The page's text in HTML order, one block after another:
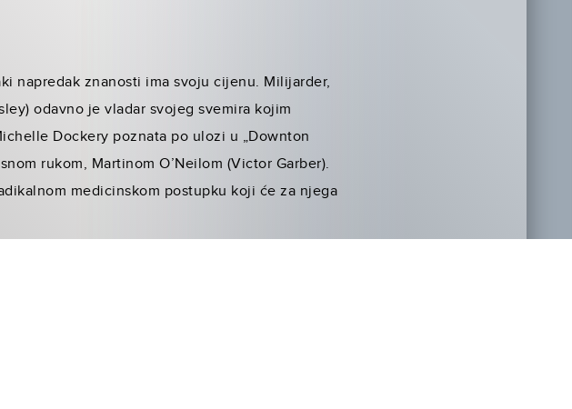
napredak znanosti ima svoju cijenu. Milijarder,
odavno je vladar svojeg svemira kojim
Dockery poznata po ulozi u „Downton
rukom, Martinom O’Neilom (Victor Garber).
medicinskom postupku koji će za njega